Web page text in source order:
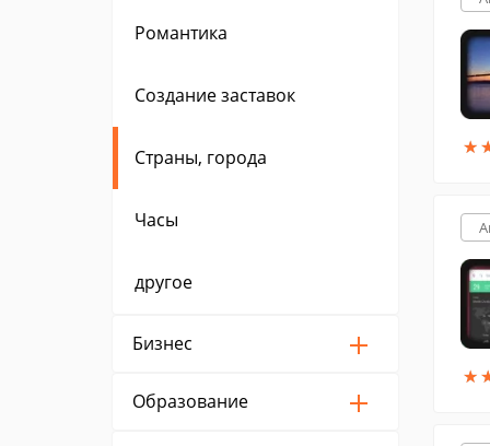
Романтика
Создание заставок
Страны, города
Часы
другое
Бизнес
Образование
★
★
★
★